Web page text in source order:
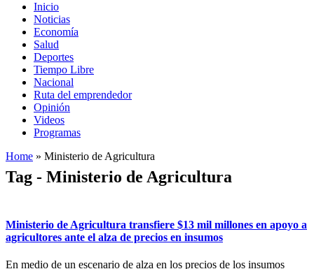
Inicio
Noticias
Economía
Salud
Deportes
Tiempo Libre
Nacional
Ruta del emprendedor
Opinión
Videos
Programas
Home » Ministerio de Agricultura
Tag - Ministerio de Agricultura
Ministerio de Agricultura transfiere $13 mil millones en apoyo a
agricultores ante el alza de precios en insumos
En medio de un escenario de alza en los precios de los insumos